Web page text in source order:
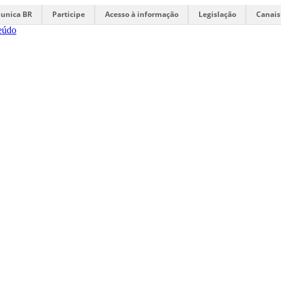
BR Participe Acesso à informação Legislação
Canais